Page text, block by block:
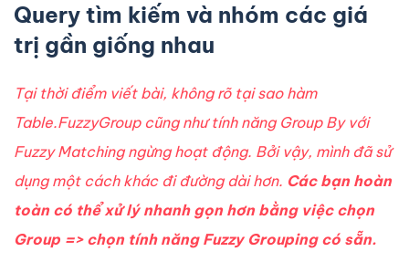
Query tìm kiếm và nhóm các giá
trị gần giống nhau
Tại thời điểm viết bài, không rõ tại sao hàm
Table.FuzzyGroup cũng như tính năng Group By với
Fuzzy Matching ngừng hoạt động. Bởi vậy, mình đã sử
dụng một cách khác đi đường dài hơn. Các bạn hoàn
toàn có thể xử lý nhanh gọn hơn bằng việc chọn
Group => chọn tính năng Fuzzy Grouping có sẵn.